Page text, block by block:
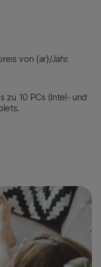
von {ar}/Jahr.
zu 10 PCs (Intel- und